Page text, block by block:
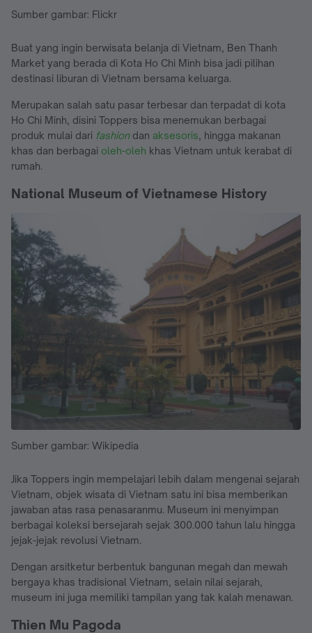
Sumber gambar: Flickr
Buat yang ingin berwisata belanja di Vietnam, Ben Thanh
Market yang berada di Kota Ho Chi Minh bisa jadi pilihan
destinasi liburan di Vietnam bersama keluarga.
Merupakan salah satu pasar terbesar dan terpadat di kota
Ho Chi Minh, disini Toppers bisa menemukan berbagai
produk mulai dari fashiondan aksesoris, hingga makanan
khas dan berbagai oleh-oleh khas Vietnam untuk kerabat di
rumah.
National Museum of Vietnamese History
Sumber gambar: Wikipedia
Jika Toppers ingin mempelajari lebih dalam mengenai sejarah
Vietnam, objek wisata di Vietnam satu ini bisa memberikan
jawaban atas rasa penasaranmu. Museum ini menyimpan
berbagai koleksi bersejarah sejak 300.000 tahun lalu hingga
jejak-jejak revolusi Vietnam.
Dengan arsitketur berbentuk bangunan megah dan mewah
bergaya khas tradisional Vietnam, selain nilai sejarah,
museum ini juga memiliki tampilan yang tak kalah menawan.
Thien Mu Pagoda